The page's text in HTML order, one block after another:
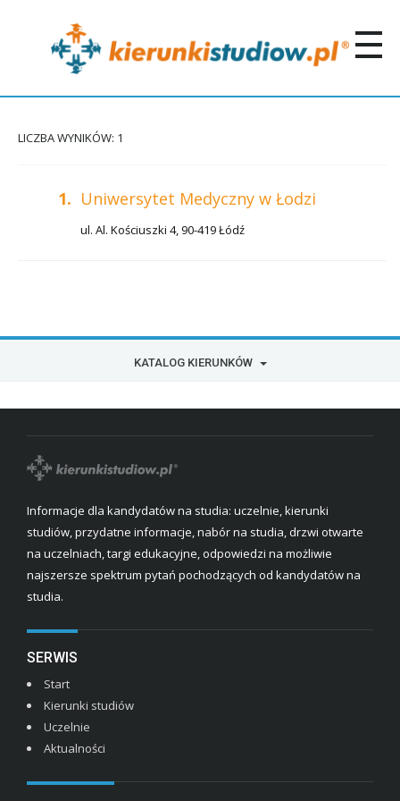
LICZBA WYNIKÓW: 1
1. Uniwersytet Medyczny w Łodzi
ul. Al. Kościuszki 4, 90-419 Łódź
KATALOG KIERUNKÓW
Informacje dla kandydatów na studia: uczelnie, kierunki
studiów, przydatne informacje, nabór na studia, drzwi otwarte
na uczelniach, targi edukacyjne, odpowiedzi na możliwie
najszersze spektrum pytań pochodzących od kandydatów na
studia.
SERWIS
Start
Kierunki studiów
Uczelnie
Aktualności